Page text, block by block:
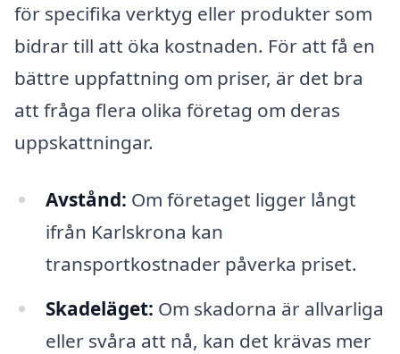
för specifika verktyg eller produkter som
bidrar till att öka kostnaden. För att få en
bättre uppfattning om priser, är det bra
att fråga flera olika företag om deras
uppskattningar.
Avstånd: Om företaget ligger långt
ifrån Karlskrona kan
transportkostnader påverka priset.
Skadeläget: Om skadorna är allvarliga
eller svåra att nå, kan det krävas mer